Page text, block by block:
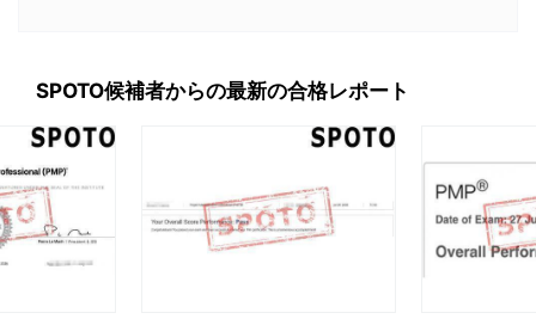
SPOTO候補者からの最新の合格レポート